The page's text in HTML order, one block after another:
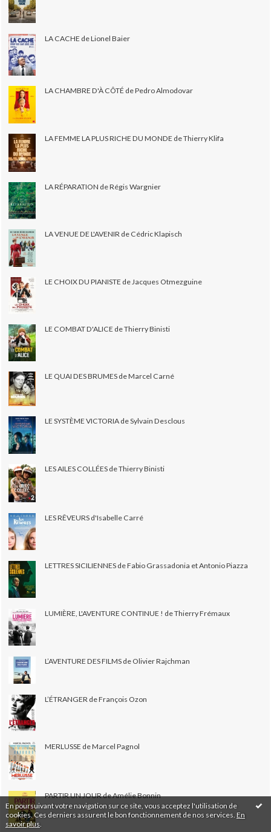
En poursuivant votre navigation sur ce site, vous acceptez l'utilisation de
cookies. Ces derniers assurent le bon fonctionnement de nos services. En
savoir plus
LA CACHE de Lionel Baier
LA CHAMBRE D'À CÔTÉ de Pedro Almodovar
LA FEMME LA PLUS RICHE DU MONDE de Thierry Klifa
LA RÉPARATION de Régis Wargnier
LA VENUE DE L'AVENIR de Cédric Klapisch
LE CHOIX DU PIANISTE de Jacques Otmezguine
LE COMBAT D'ALICE de Thierry Binisti
LE QUAI DES BRUMES de Marcel Carné
LE SYSTÈME VICTORIA de Sylvain Desclous
LES AILES COLLÉES de Thierry Binisti
LES RÊVEURS d'Isabelle Carré
LETTRES SICILIENNES de Fabio Grassadonia et Antonio Piazza
LUMIÈRE, L'AVENTURE CONTINUE ! de Thierry Frémaux
L’AVENTURE DES FILMS de Olivier Rajchman
L’ÉTRANGER de François Ozon
MERLUSSE de Marcel Pagnol
PARTIR UN JOUR de Amélie Bonnin